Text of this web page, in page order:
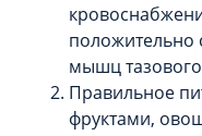
положительно
мышц
Правильное
фруктами,